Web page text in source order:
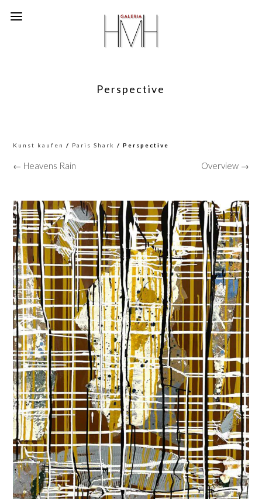
Perspective
Kunst kaufen / Paris Shark / Perspective
← Heavens Rain Overview →